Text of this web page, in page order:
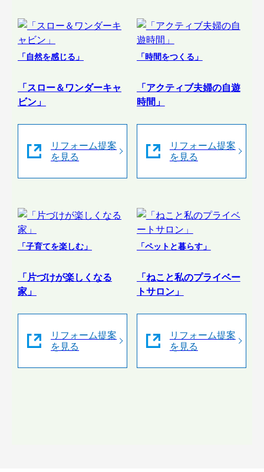
「自然を感じる」
「スロー＆ワンダーキャ
ビン」
リフォーム提案
を見る
「時間をつくる」
「アクティブ夫婦の自遊
時間」
リフォーム提案
を見る
「子育てを楽しむ」
「片づけが楽しくなる
家」
リフォーム提案
を見る
「ペットと暮らす」
「ねこと私のプライベー
トサロン」
リフォーム提案
を見る